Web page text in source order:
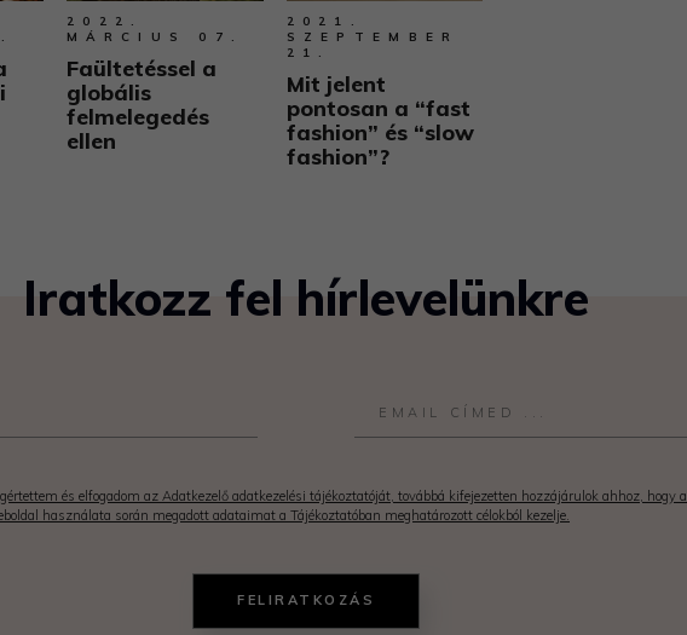
2022.
MÁRCIUS 07.
Faültetéssel a
globális
felmelegedés
ellen
2021.
SZEPTEMBER
21.
Mit jelent
pontosan a “fast
fashion” és “slow
fashion”?
Iratkozz fel hírlevelünkre
és elfogadom az Adatkezelő adatkezelési tájékoztatóját, továbbá kifejezetten hozzájárulok ahhoz, hogy
használata során megadott adataimat a Tájékoztatóban meghatározott célokból kezelje.
FELIRATKOZÁS